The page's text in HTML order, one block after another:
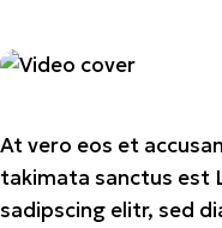
At vero eos et
takimata sanctus est
sadipscing elitr, sed